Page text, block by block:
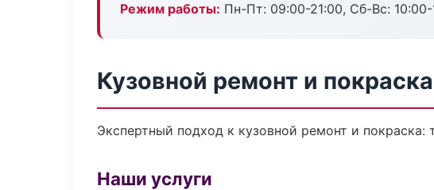
Режим работы: Пн-Пт: 09:00-21:00, Сб-Вс: 10:00-
Кузовной ремонт и
Экспертный подход к кузовной ремонт и
Наши услуги